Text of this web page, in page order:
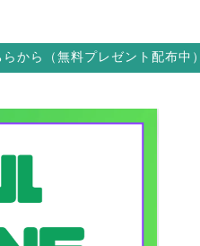
から（無料プレゼント配布中）